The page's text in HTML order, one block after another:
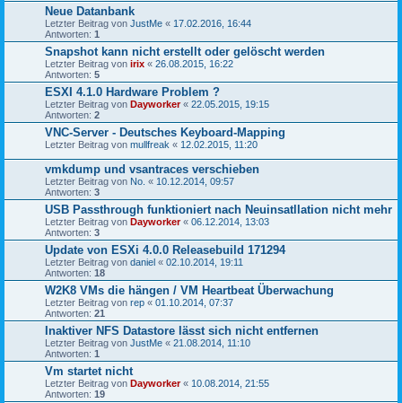
Neue Datanbank
Letzter Beitrag von JustMe « 17.02.2016, 16:44
Antworten: 1
Snapshot kann nicht erstellt oder gelöscht werden
Letzter Beitrag von irix « 26.08.2015, 16:22
Antworten: 5
ESXI 4.1.0 Hardware Problem ?
Letzter Beitrag von Dayworker« 22.05.2015, 19:15
Antworten: 2
VNC-Server - Deutsches Keyboard-Mapping
Letzter Beitrag von mullfreak « 12.02.2015, 11:20
vmkdump und vsantraces verschieben
Letzter Beitrag von No. « 10.12.2014, 09:57
Antworten: 3
USB Passthrough funktioniert nach Neuinsatllation nicht mehr
Letzter Beitrag von Dayworker« 06.12.2014, 13:03
Antworten: 3
Update von ESXi 4.0.0 Releasebuild 171294
Letzter Beitrag von daniel « 02.10.2014, 19:11
Antworten: 18
W2K8 VMs die hängen / VM Heartbeat Überwachung
Letzter Beitrag von rep « 01.10.2014, 07:37
Antworten: 21
Inaktiver NFS Datastore lässt sich nicht entfernen
Letzter Beitrag von JustMe « 21.08.2014, 11:10
Antworten: 1
Vm startet nicht
Letzter Beitrag von Dayworker« 10.08.2014, 21:55
Antworten: 19